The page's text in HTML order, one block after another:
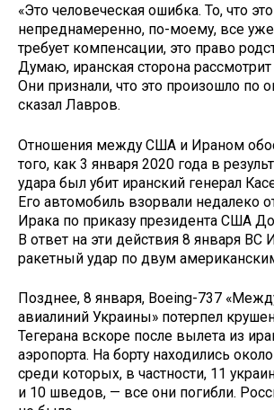
«Это человеческая ошибка. То, что
непреднамеренно, по-моему, все уже
требует компенсации, это право
Думаю, иранская сторона
Они признали, что это произошло по
сказал Лавров.
Отношения между США и Ираном
того, как 3 января 2020 года в
удара был убит иранский генерал
Его автомобиль взорвали недалеко
Ирака по приказу президента США
В ответ на эти действия 8 января ВС
ракетный удар по двум
Позднее, 8 января, Boeing-737
авиалиний Украины» потерпел
Тегерана вскоре после вылета из
аэропорта. На борту находились
среди которых, в частности, 11
и 10 шведов, — все они погибли.